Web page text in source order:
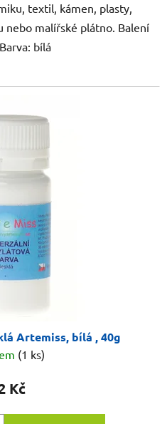
textil, kámen, plasty,
malířské plátno. Balení
bílá
Artemiss, bílá , 40g
(1 ks)
Kč